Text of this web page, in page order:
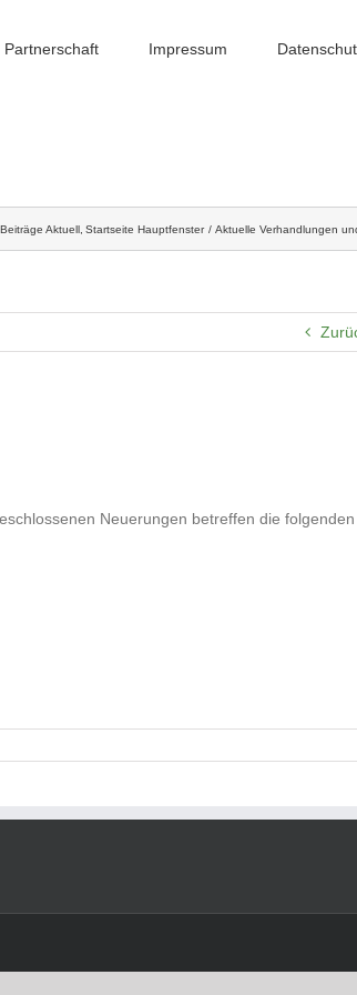
Partnerschaft Impressum
Beiträge Aktuell Startseite Hauptfenster Aktuelle Verhandlungen
Neuerungen betreffen die